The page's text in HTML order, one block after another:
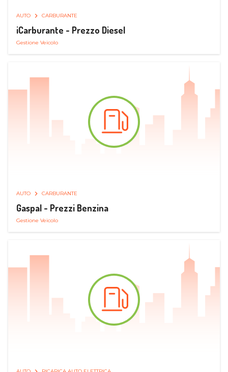
AUTO CARBURANTE
iCarburante - Prezzo Diesel
Gestione Veicolo
AUTO CARBURANTE
Gaspal - Prezzi Benzina
Gestione Veicolo